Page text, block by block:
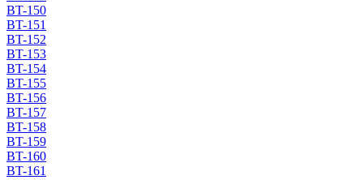
BT-150
BT-151
BT-152
BT-153
BT-154
BT-155
BT-156
BT-157
BT-158
BT-159
BT-160
BT-161